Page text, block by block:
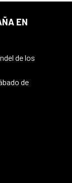
EN
de los
de